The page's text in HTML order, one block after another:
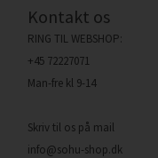
Kontakt os
RING TIL WEBSHOP:
+45 72227071
Man-fre kl 9-14
Skriv til os på mail
info@sohu-shop.dk